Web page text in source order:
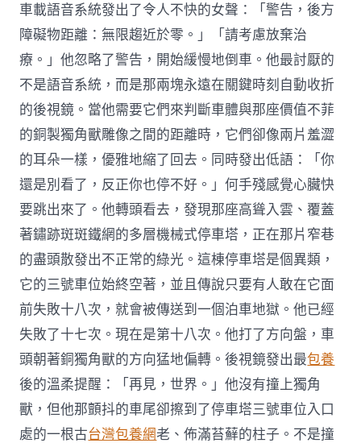
車載語音系統發出了令人不快的女聲：「警告，後方
障礙物距離：無限趨近於零。」「請考慮放棄治
療。」他忽略了警告，開始緩慢地倒車。他最討厭的
不是語音系統，而是那兩塊永遠在關鍵時刻自動收折
的後視鏡。當他需要它們來判斷車體與那座價值不菲
的銅製獨角獸雕像之間的距離時，它們卻像兩片羞澀
的耳朵一樣，優雅地縮了回去。同時發出低語：「你
還是別看了，反正你也停不好。」何手殘感覺心臟快
要跳出來了。他轉頭看去，發現那座高聳入雲、覆蓋
著鏽跡斑斑鐵網的多層機械式停車塔，正在那片窄巷
的盡頭散發出不正常的綠光。這棟停車塔是個異類，
它的三號車位始終空著，並且傳說只要有人敢在它面
前失敗十八次，就會被傳送到一個泊車地獄。他已經
失敗了十七次。現在是第十八次。他打了方向盤，車
頭朝著銅獨角獸的方向猛地偏轉。後視鏡發出最包養
後的溫柔提醒：「再見，世界。」他沒有撞上獨角
獸，但他那顫抖的車尾卻擦到了停車塔三號車位入口
處的一根古台灣包養網老、佈滿苔蘚的柱子。不是撞